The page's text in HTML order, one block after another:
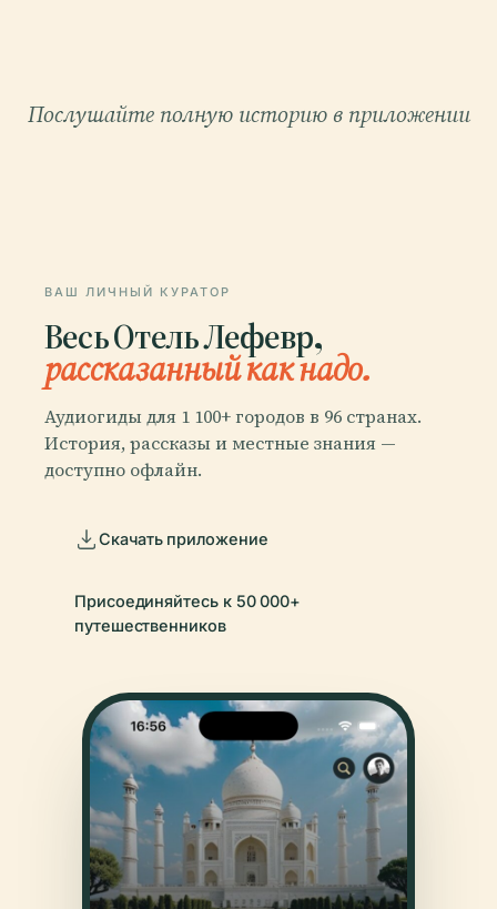
Послушайте полную историю в приложении
ВАШ ЛИЧНЫЙ КУРАТОР
Весь Отель Лефевр,
рассказанный как надо.
Аудиогиды для 1 100+ городов в 96 странах.
История, рассказы и местные знания —
доступно офлайн.
Скачать приложение
Присоединяйтесь к 50 000+
путешественников